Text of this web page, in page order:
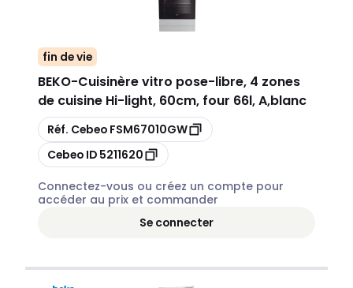
fin de vie
BEKO-Cuisinère vitro pose-libre, 4 zones
de cuisine Hi-light, 60cm, four 66l, A,blanc
Copier
Réf. Cebeo FSM67010GW
Copier
Cebeo ID 5211620
Connectez-vous ou créez un compte pour
accéder au prix et commander
Se connecter